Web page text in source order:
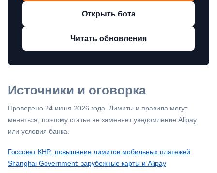
Открыть бота
Читать обновления
Источники и оговорка
Проверено 24 июня 2026 года. Лимиты и правила могут
меняться, поэтому статья не заменяет уведомление Alipay
или условия банка.
Госсовет КНР: повышение лимитов мобильных платежей
Shanghai Government: зарубежные карты и Alipay